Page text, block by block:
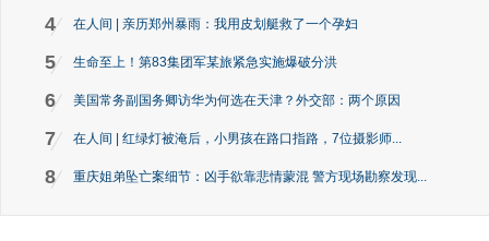
4 在人间 | 亲历郑州暴雨：我用皮划艇救了一个孕妇
5 生命至上！第83集团军某旅紧急实施爆破分洪
6 美国常务副国务卿访华为何选在天津？外交部：两个原因
7 在人间 | 红绿灯被淹后，小男孩在路口指路，7位摄影师...
8 重庆姐弟坠亡案细节：凶手欲靠悲情蒙混 警方现场勘察发现...